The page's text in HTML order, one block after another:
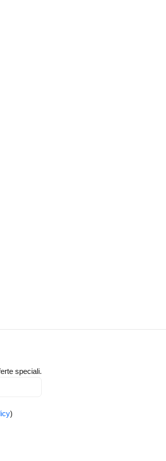
speciali.
)